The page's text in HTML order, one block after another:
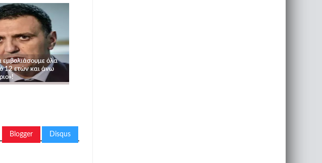
εμβολιάσουμε όλα
12 ετών και άνω
Blogger Disqus